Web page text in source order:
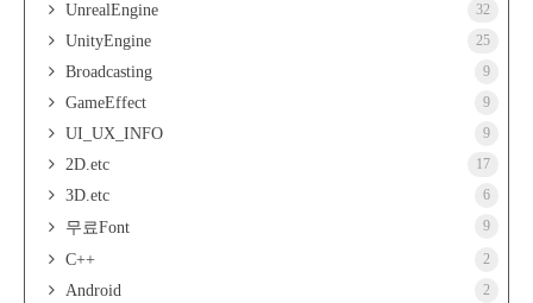
UnrealEngine 32
UnityEngine 25
Broadcasting 9
GameEffect 9
UI_UX_INFO 9
2D.etc 17
3D.etc 6
무료Font 9
C++ 2
Android 2